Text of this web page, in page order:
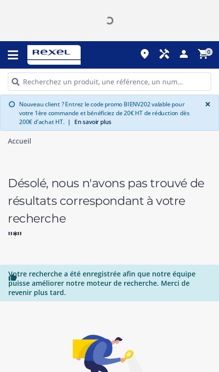
place handyman person shopping_cart0
info Nouveau client ? Entrez le code promo BIENV202 valable pour
votre 1ère commande et bénéficiez de 20€ HT de réduction dès
200€ d'achat HT. | En savoir plus
×
Accueil
Désolé, nous n'avons pas trouvé de
résultats correspondant à votre
recherche
"*"

Votre recherche a été enregistrée afin que notre équipe
puisse améliorer notre moteur de recherche. Merci de
revenir plus tard.